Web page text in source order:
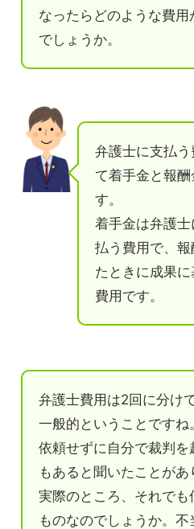
なったらどのような費用
でしょうか。
弁護士に支払
て着手金と報
す。
着手金は弁護
払う費用で、
たときに成果
費用です。
弁護士費用は2回に分け
一般的ということですね
依頼せずに自分で裁判を
もあると聞いたことがあ
実際のところ、それでも
ものなのでしょうか。